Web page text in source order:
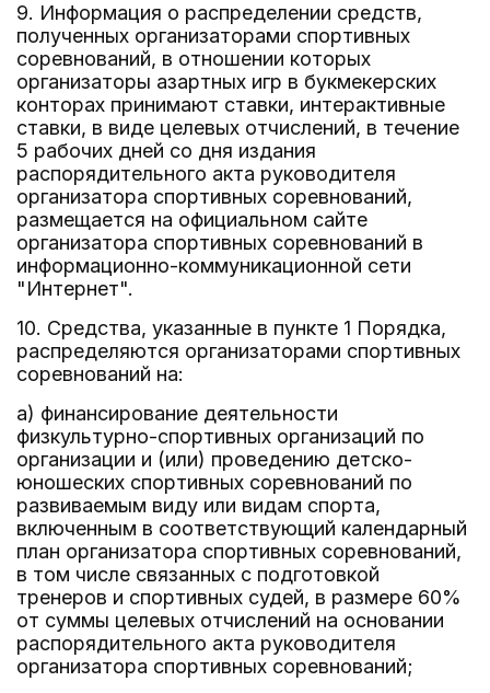
9. Информация о распределении средств,
полученных организаторами спортивных
соревнований, в отношении которых
организаторы азартных игр в букмекерских
конторах принимают ставки, интерактивные
ставки, в виде целевых отчислений, в течение
5 рабочих дней со дня издания
распорядительного акта руководителя
организатора спортивных соревнований,
размещается на официальном сайте
организатора спортивных соревнований в
информационно-коммуникационной сети
"Интернет".
10. Средства, указанные в пункте 1 Порядка,
распределяются организаторами спортивных
соревнований на:
а) финансирование деятельности
физкультурно-спортивных организаций по
организации и (или) проведению детско-
юношеских спортивных соревнований по
развиваемым виду или видам спорта,
включенным в соответствующий календарный
план организатора спортивных соревнований,
в том числе связанных с подготовкой
тренеров и спортивных судей, в размере 60%
от суммы целевых отчислений на основании
распорядительного акта руководителя
организатора спортивных соревнований;